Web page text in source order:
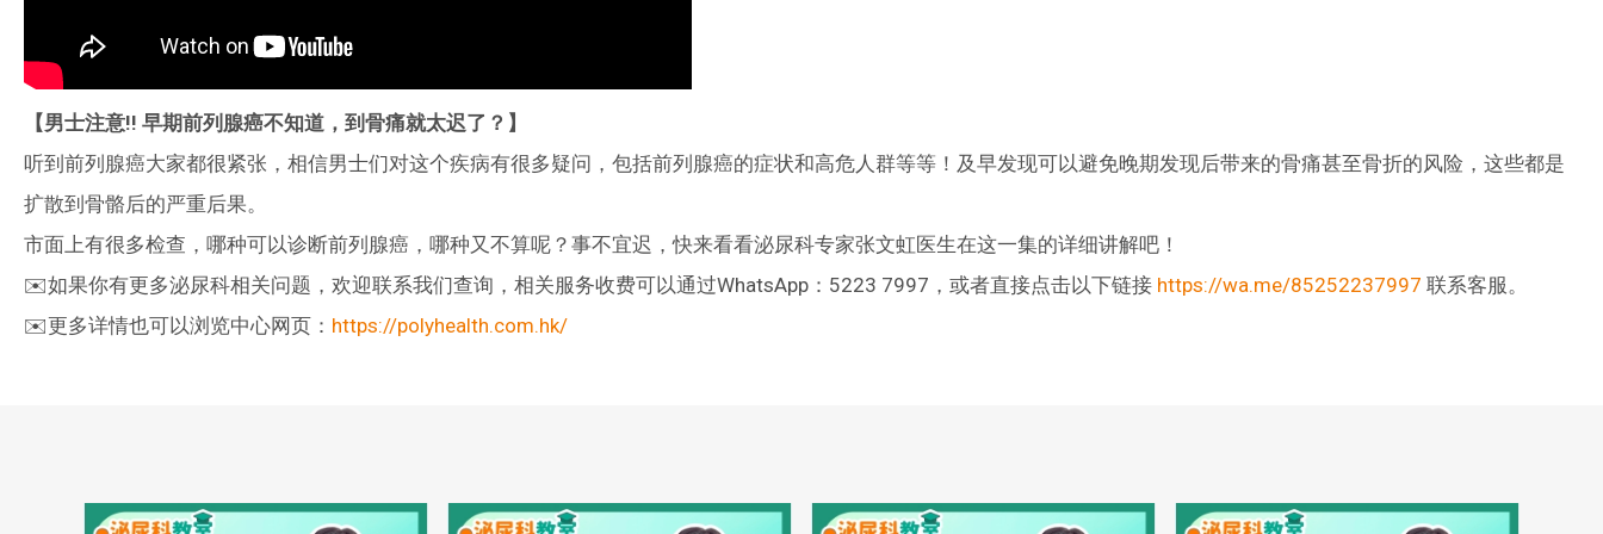
【男士注意!! 早期前列腺癌不知道，到骨痛就太迟了？】
听到前列腺癌大家都很紧张，相信男士们对这个疾病有很多疑问，包括前列腺癌的症状和高危人群等等！及早发现可以避免晚期发现后带来的骨痛甚至骨折的风险，这些都是
扩散到骨骼后的严重后果。
市面上有很多检查，哪种可以诊断前列腺癌，哪种又不算呢？事不宜迟，快来看看泌尿科专家张文虹医生在这一集的详细讲解吧！
✉️如果你有更多泌尿科相关问题，欢迎联系我们查询，相关服务收费可以通过WhatsApp：5223 7997，或者直接点击以下链接 https://wa.me/85252237997 联系客服。
✉️更多详情也可以浏览中心网页： https://polyhealth.com.hk/